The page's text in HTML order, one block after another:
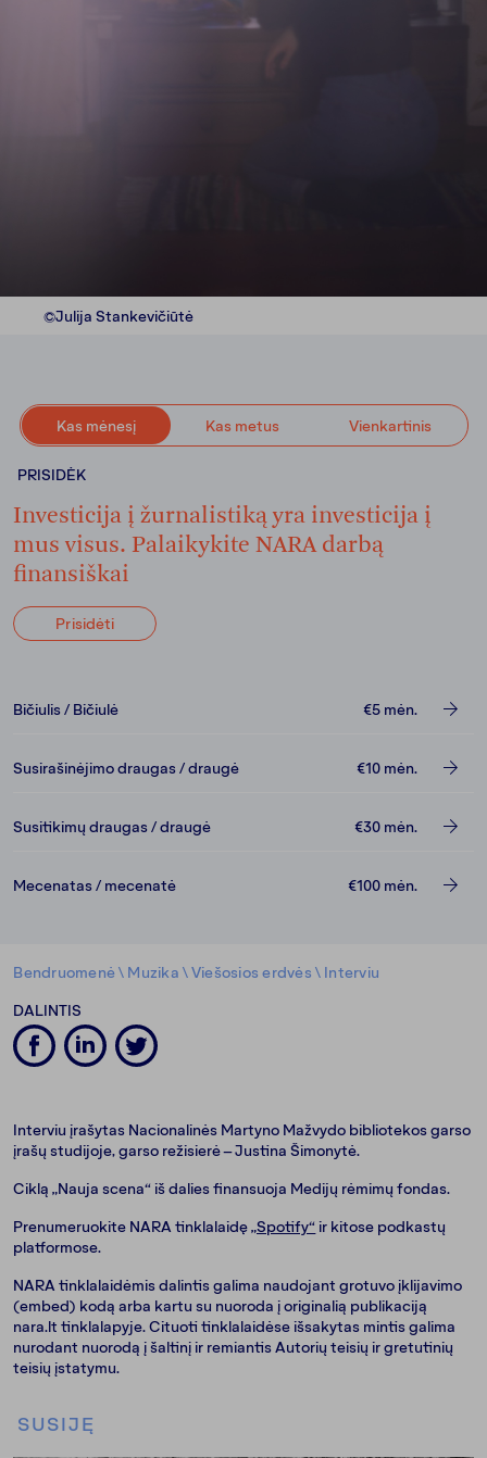
©Julija Stankevičiūtė
Kas mėnesį Kas metus Vienkartinis
PRISIDĖK
Investicija į žurnalistiką yra investicija į
mus visus. Palaikykite NARA darbą
finansiškai
Prisidėti
Bičiulis / Bičiulė €5 mėn.
Susirašinėjimo draugas / draugė €10 mėn.
Susitikimų draugas / draugė €30 mėn.
Mecenatas / mecenatė €100 mėn.
Bendruomenė\ Muzika \Viešosios erdvės \ Interviu
DALINTIS
Interviu įrašytas Nacionalinės Martyno Mažvydo bibliotekos garso
įrašų studijoje, garso režisierė – Justina Šimonytė.
Ciklą „Nauja scena“ iš dalies finansuoja Medijų rėmimų fondas.
Prenumeruokite NARA tinklalaidę„Spotify“ir kitose podkastų
platformose.
NARA tinklalaidėmis dalintis galima naudojant grotuvo įklijavimo
(embed) kodą arba kartu su nuoroda į originalią publikaciją
nara.lt tinklalapyje. Cituoti tinklalaidėse išsakytas mintis galima
nurodant nuorodą į šaltinį ir remiantis Autorių teisių ir gretutinių
teisių įstatymu.
SUSIJĘ